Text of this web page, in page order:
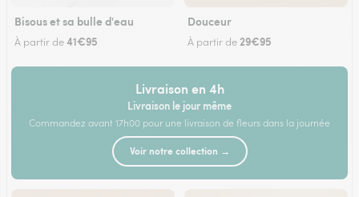
Bisous et sa bulle d'eau
À partir de41€95
Douceur
À partir de 29€95
Livraison en 4h
Livraison le jour même
Commandez avant 17h00 pour une livraison de fleurs dans la journée
Voir notre collection →